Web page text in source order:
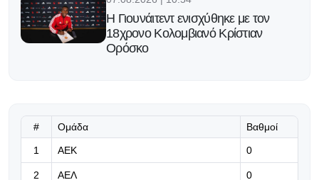
H Γιουνάιτεντ ενισχύθηκε με τον
18χρονο Κολομβιανό Κρίστιαν
Ορόσκο
«Ελπίζουμε σε οριστική λύση με
# Ομάδα Βαθμοί
1 ΑΕΚ 0
2 ΑΕΛ 0